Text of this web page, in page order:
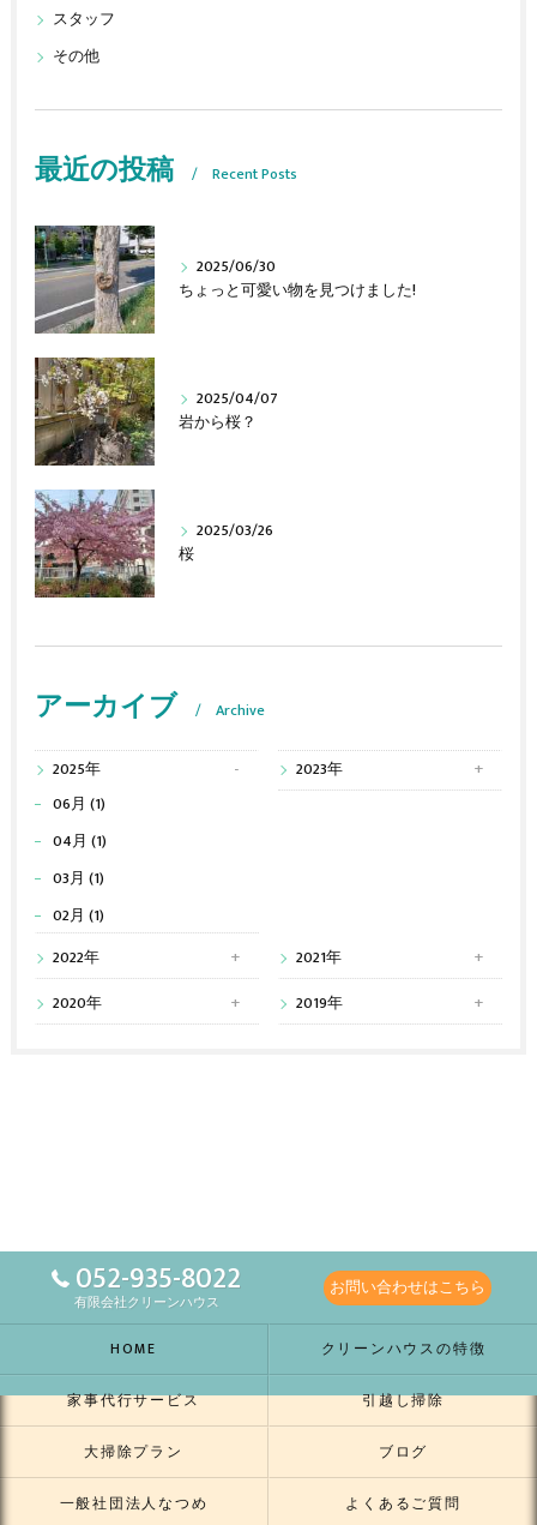
スタッフ
その他
最近の投稿 Recent Posts
2025/06/30
ちょっと可愛い物を見つけました!
2025/04/07
岩から桜？
2025/03/26
桜
アーカイブ Archive
2025年
06月 (1)
04月 (1)
03月 (1)
02月 (1)
2023年
2022年
2021年
2020年
2019年
052-935-8022
有限会社クリーンハウス
お問い合わせはこちら
HOME クリーンハウスの特徴
家事代行サービス 引越し掃除
大掃除プラン ブログ
一般社団法人なつめ よくあるご質問